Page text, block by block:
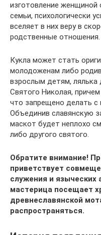
изготовление женщиной
семьи, психологически
вселяет в них веру в
родственные отношения.
Кукла может стать
молодоженам либо
взрослым детям, лялька
Святого Николая,
что запрещено делать с
Объединив славянскую
маскот будет неплохо
либо другого святого.
Обратите внимание!
приветствует
служения и языческих
мастерица посещает
древнеславянской
распространяться.